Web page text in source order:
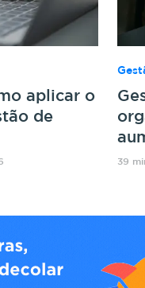
aplicar o
de
39